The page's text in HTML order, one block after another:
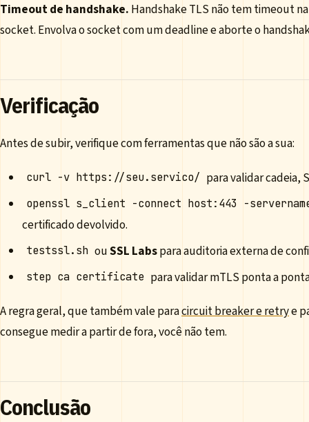
Timeout de handshake. Handshake TLS não tem timeout
socket. Envolva o socket com um deadline e aborte o
Verificação
Antes de subir, verifique com ferramentas que não são a sua:
curl -v https://seu.servico/ para validar cadeia,
openssl s_client -connect host:443 -
certificado devolvido.
testssl.sh ouSSL Labspara auditoria externa de
step ca certificate para validar mTLS ponta a
A regra geral, que também vale paracircuit breaker e retrye
consegue medir a partir de fora, você não tem.
Conclusão